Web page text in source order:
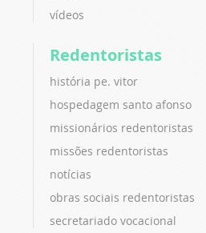
vídeos
Redentoristas
história pe. vitor
hospedagem santo afonso
missionários redentoristas
missões redentoristas
notícias
obras sociais redentoristas
secretariado vocacional